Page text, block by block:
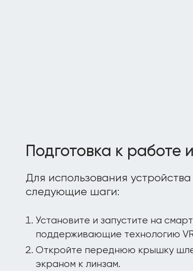
Подготовка к работе
Для использования
следующие шаги:
Установите и запустите на
поддерживающие технологию
Откройте переднюю крышку
экраном к линзам.